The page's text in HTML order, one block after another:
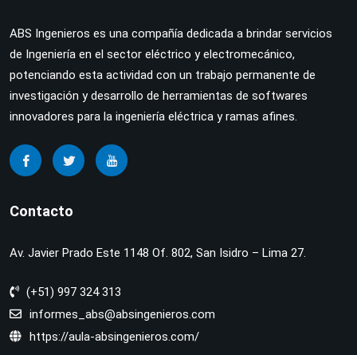
ABS Ingenieros es una compañía dedicada a brindar servicios
de Ingeniería en el sector eléctrico y electromecánico,
potenciando esta actividad con un trabajo permanente de
investigación y desarrollo de herramientas de softwares
innovadores para la ingeniería eléctrica y ramas afines.
Contacto
Av. Javier Prado Este 1148 Of. 802, San Isidro – Lima 27.
(+51) 997 324 313
informes_abs@absingenieros.com
https://aula-absingenieros.com/